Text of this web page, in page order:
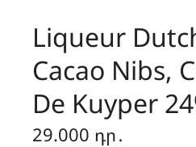
Liqueur
Cacao Nibs,
De Kuyper
29.000 դր․